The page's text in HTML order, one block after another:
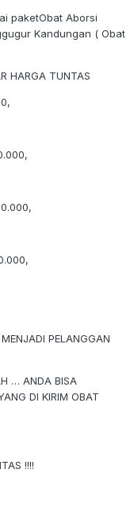
paketObat Aborsi
Kandungan ( Obat
HARGA TUNTAS
PELANGGAN
… ANDA BISA
DI KIRIM OBAT
!!!!